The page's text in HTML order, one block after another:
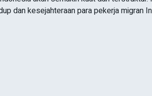
dan kesejahteraan para pekerja migran